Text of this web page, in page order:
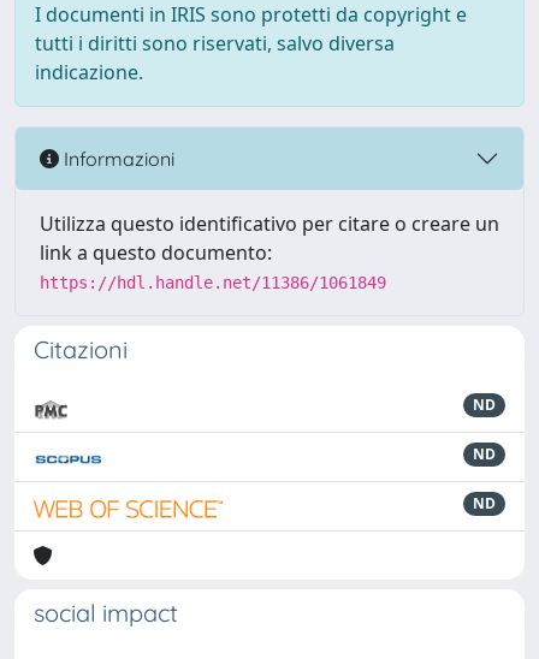
I documenti in IRIS sono protetti da copyright e
tutti i diritti sono riservati, salvo diversa
indicazione.
Informazioni
Utilizza questo identificativo per citare o creare un
link a questo documento:
https://hdl.handle.net/11386/1061849
Citazioni
ND
ND
ND
social impact